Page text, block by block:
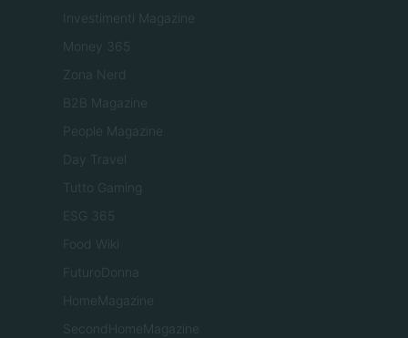
Investimenti Magazine
Money 365
Zona Nerd
B2B Magazine
People Magazine
Day Travel
Tutto Gaming
ESG 365
Food Wiki
FuturoDonna
HomeMagazine
SecondHomeMagazine